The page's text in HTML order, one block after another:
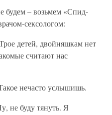
будем – возьмем «Спид-
сексологом:
детей, двойняшкам нет
считают нас
нечасто услышишь.
не буду тянуть. Я